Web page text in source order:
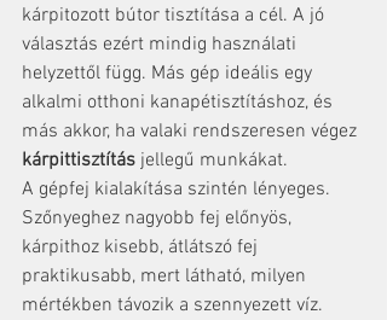
kárpitozott bútor tisztítása a cél. A jó
választás ezért mindig használati
helyzettől függ. Más gép ideális egy
alkalmi otthoni kanapétisztításhoz, és
más akkor, ha valaki rendszeresen végez
kárpittisztítás jellegű munkákat.
A gépfej kialakítása szintén lényeges.
Szőnyeghez nagyobb fej előnyös,
kárpithoz kisebb, átlátszó fej
praktikusabb, mert látható, milyen
mértékben távozik a szennyezett víz.